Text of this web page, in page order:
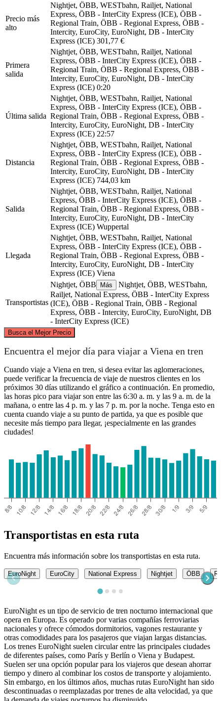
Precio más
alto
Nightjet, ÖBB, WESTbahn, Railjet, National
Express, ÖBB - InterCity Express (ICE), ÖBB -
Regional Train, ÖBB - Regional Express, ÖBB -
Intercity, EuroCity, EuroNight, DB - InterCity
Express (ICE) 301,77 €
Primera
salida
Nightjet, ÖBB, WESTbahn, Railjet, National
Express, ÖBB - InterCity Express (ICE), ÖBB -
Regional Train, ÖBB - Regional Express, ÖBB -
Intercity, EuroCity, EuroNight, DB - InterCity
Express (ICE) 0:20
Última salida
Nightjet, ÖBB, WESTbahn, Railjet, National
Express, ÖBB - InterCity Express (ICE), ÖBB -
Regional Train, ÖBB - Regional Express, ÖBB -
Intercity, EuroCity, EuroNight, DB - InterCity
Express (ICE) 22:57
Distancia
Nightjet, ÖBB, WESTbahn, Railjet, National
Express, ÖBB - InterCity Express (ICE), ÖBB -
Regional Train, ÖBB - Regional Express, ÖBB -
Intercity, EuroCity, EuroNight, DB - InterCity
Express (ICE) 744,03 km
Salida
Nightjet, ÖBB, WESTbahn, Railjet, National
Express, ÖBB - InterCity Express (ICE), ÖBB -
Regional Train, ÖBB - Regional Express, ÖBB -
Intercity, EuroCity, EuroNight, DB - InterCity
Express (ICE) Wuppertal
Llegada
Nightjet, ÖBB, WESTbahn, Railjet, National
Express, ÖBB - InterCity Express (ICE), ÖBB -
Regional Train, ÖBB - Regional Express, ÖBB -
Intercity, EuroCity, EuroNight, DB - InterCity
Express (ICE) Viena
Transportistas
Nightjet, ÖBB Más
Nightjet, ÖBB, WESTbahn,
Railjet, National Express, ÖBB - InterCity Express
(ICE), ÖBB - Regional Train, ÖBB - Regional
Express, ÖBB - Intercity, EuroCity, EuroNight, DB
- InterCity Express (ICE)
Busca el Mejor Precio
Wuppertal
©CARTO
Encuentra el mejor día para viajar a Viena en tren
Cuando viaje a Viena en tren, si desea evitar las aglomeraciones,
puede verificar la frecuencia de viaje de nuestros clientes en los
próximos 30 días utilizando el gráfico a continuación. En promedio,
las horas pico para viajar son entre las 6:30 a. m. y las 9 a. m. de la
mañana, o entre las 4 p. m. y las 7 p. m. por la noche. Tenga esto en
cuenta cuando viaje a su punto de partida, ya que es posible que
necesite más tiempo para llegar, ¡especialmente en las grandes
ciudades!
Transportistas en esta ruta
Encuentra más información sobre los transportistas en esta ruta.
EuroNight EuroCity National Express Nightjet ÖBB
EuroNight es un tipo de servicio de tren nocturno internacional que
opera en Europa. Es operado por varias compañías ferroviarias
nacionales y ofrece cómodos dormitorios, vagones restaurante y
otras comodidades para los pasajeros que viajan largas distancias.
Los trenes EuroNight suelen circular entre las principales ciudades
de diferentes países, como París y Berlín o Viena y Budapest.
Suelen ser una opción popular para los viajeros que desean ahorrar
tiempo y dinero al combinar los costos de transporte y alojamiento.
Sin embargo, en los últimos años, muchas rutas EuroNight han sido
descontinuadas o reemplazadas por trenes de alta velocidad, ya que